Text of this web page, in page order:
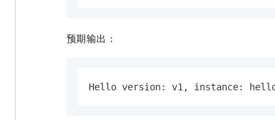
预期输出：
Hello version: v1, instance: